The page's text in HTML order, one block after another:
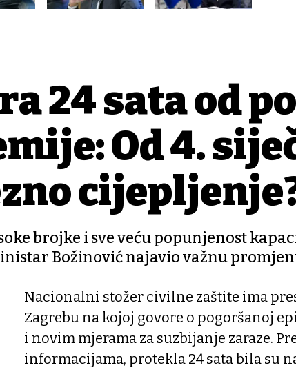
24 sata od
Od 4.
brojke i sve veću popunjenost
Božinović najavio važnu
Nacionalni stožer civilne zaštite ima
Zagrebu na kojoj govore o pogoršanoj
i novim mjerama za suzbijanje zaraze.
informacijama, protekla 24 sata bila su